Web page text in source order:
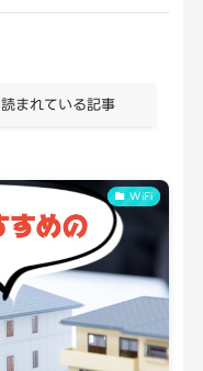
読まれている記事
WiFi